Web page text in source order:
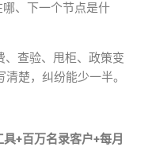
、下一个节点是什
、查验、甩柜、政策变
楚，纠纷能少一半。
+百万名录客户+每月